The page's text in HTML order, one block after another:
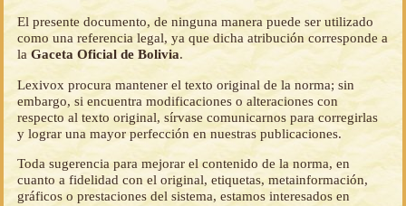
El presente documento, de ninguna manera puede ser utilizado
como una referencia legal, ya que dicha atribución corresponde a
laGaceta Oficial de Bolivia.
Lexivox procura mantener el texto original de la norma; sin
embargo, si encuentra modificaciones o alteraciones con
respecto al texto original, sírvase comunicarnos para corregirlas
y lograr una mayor perfección en nuestras publicaciones.
Toda sugerencia para mejorar el contenido de la norma, en
cuanto a fidelidad con el original, etiquetas, metainformación,
gráficos o prestaciones del sistema, estamos interesados en